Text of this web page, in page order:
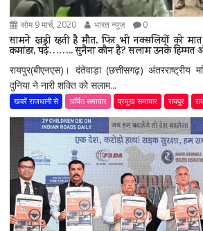
सोम 9 मार्च, 2020 भारत न्यूज़ 0
सामने खड़ी रहती है मौत, फिर भी नक्सलियों को मात
कमांडर, पढ़े…….. सुनैना कौन है? सलाम उनके हिम्मत
रायपुर(बीएनएस)। दंतेवाड़ा (छत्तीसगढ़)
दुनिया ने नारी शक्ति को सलाम...
खबरें राजधानी से चर्चित समाचार प्रमुख समाचार रायपुर